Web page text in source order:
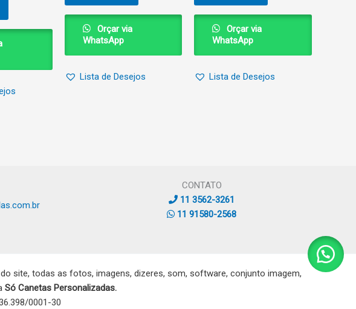
Orçar via
WhatsApp
Lista de Desejos
Orçar via
WhatsApp
Lista de Desejos
CONTATO
11 3562-3261
11 91580-2568
do site, todas as fotos, imagens, dizeres, som, software, conjunto imagem,
Só Canetas Personalizadas.
0001-30